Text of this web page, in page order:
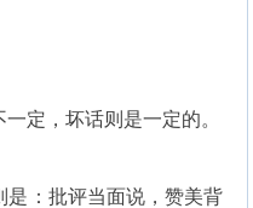
定，坏话则是一定的。
：批评当面说，赞美背